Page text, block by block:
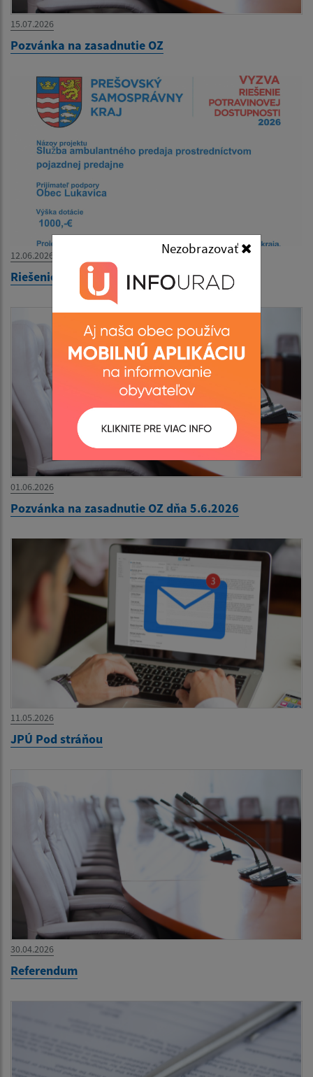
Nezobrazovať
15.07.2026
Pozvánka na zasadnutie OZ
12.06.2026
Riešenie potravinovej dostupnosti
01.06.2026
Pozvánka na zasadnutie OZ dňa 5.6.2026
11.05.2026
JPÚ Pod stráňou
30.04.2026
Referendum